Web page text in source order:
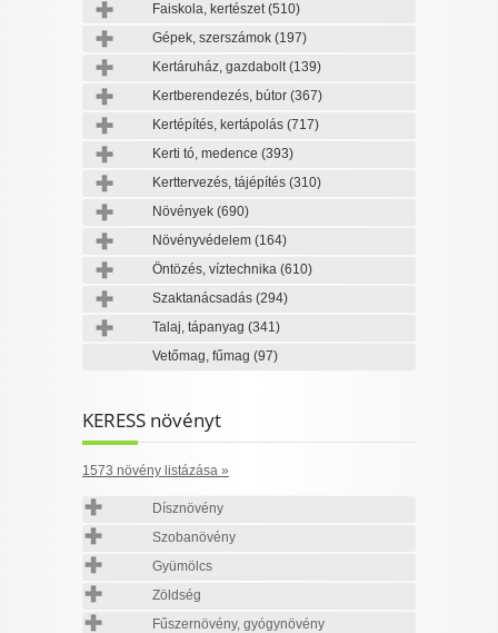
Faiskola, kertészet(510)
Gépek, szerszámok (197)
Kertáruház, gazdabolt(139)
Kertberendezés, bútor (367)
Kertépítés, kertápolás (717)
Kerti tó, medence (393)
Kerttervezés, tájépítés (310)
Növények (690)
Növényvédelem (164)
Öntözés, víztechnika (610)
Szaktanácsadás (294)
Talaj, tápanyag (341)
Vetőmag, fűmag (97)
KERESS növényt
1573 növény listázása »
Dísznövény
Szobanövény
Gyümölcs
Zöldség
Fűszernövény, gyógynövény